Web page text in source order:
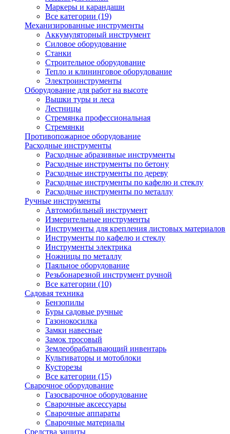
Маркеры и карандаши
Все категории (19)
Механизированные инструменты
Аккумуляторный инструмент
Силовое оборудование
Станки
Строительное оборудование
Тепло и клининговое оборудование
Электроинструменты
Оборудование для работ на высоте
Вышки туры и леса
Лестницы
Стремянка профессиональная
Стремянки
Противопожарное оборудование
Расходные инструменты
Расходные абразивные инструменты
Расходные инструменты по бетону
Расходные инструменты по дереву
Расходные инструменты по кафелю и стеклу
Расходные инструменты по металлу
Ручные инструменты
Автомобильный инструмент
Измерительные инструменты
Инструменты для крепления листовых материалов
Инструменты по кафелю и стеклу
Инструменты электрика
Ножницы по металлу
Паяльное оборудование
Резьбонарезной инструмент ручной
Все категории (10)
Садовая техника
Бензопилы
Буры садовые ручные
Газонокосилка
Замки навесные
Замок тросовый
Землеобрабатывающий инвентарь
Культиваторы и мотоблоки
Кусторезы
Все категории (15)
Сварочное оборудование
Газосварочное оборудование
Сварочные аксессуары
Сварочные аппараты
Сварочные материалы
Средства защиты